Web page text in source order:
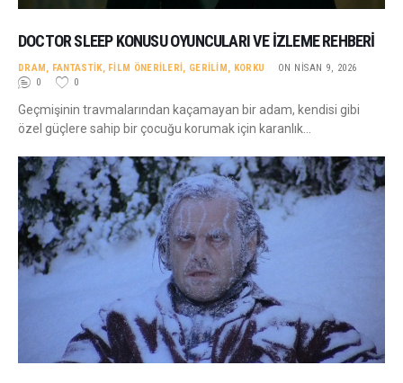
DOCTOR SLEEP KONUSU OYUNCULARI VE İZLEME REHBERI
DRAM , FANTASTIK, FILM ÖNERILERI, GERILIM , KORKU
ON NISAN 9, 2026
0
0
Geçmişinin travmalarından kaçamayan bir adam, kendisi gibi
özel güçlere sahip bir çocuğu korumak için karanlık…